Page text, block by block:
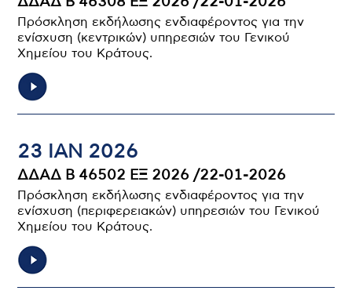
Πρόσκληση εκδήλωσης ενδιαφέροντος για την
ενίσχυση (κεντρικών) υπηρεσιών του Γενικού
Χημείου του Κράτους.
23 ΙΑΝ 2026
ΔΔΑΔ Β 46502 ΕΞ 2026 /22-01-2026
Πρόσκληση εκδήλωσης ενδιαφέροντος για την
ενίσχυση (περιφερειακών) υπηρεσιών του Γενικού
Χημείου του Κράτους.